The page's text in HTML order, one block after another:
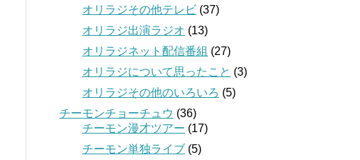
オリラジその他テレビ (37)
オリラジ出演ラジオ (13)
オリラジネット配信番組 (27)
オリラジについて思ったこと (3)
オリラジその他のいろいろ (5)
チーモンチョーチュウ (36)
チーモン漫才ツアー (17)
チーモン単独ライブ (5)